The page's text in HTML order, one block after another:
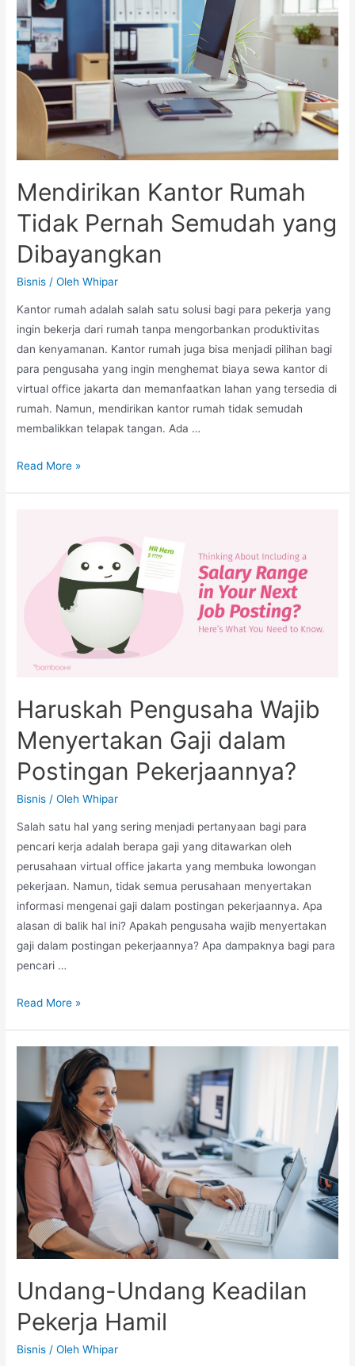
Mendirikan Kantor Rumah
Tidak Pernah Semudah yang
Dibayangkan
Bisnis / OlehWhipar
Kantor rumah adalah salah satu solusi bagi para pekerja yang
ingin bekerja dari rumah tanpa mengorbankan produktivitas
dan kenyamanan. Kantor rumah juga bisa menjadi pilihan bagi
para pengusaha yang ingin menghemat biaya sewa kantor di
virtual office jakarta dan memanfaatkan lahan yang tersedia di
rumah. Namun, mendirikan kantor rumah tidak semudah
membalikkan telapak tangan. Ada …
Mendirikan
yang
Dibayangkan
Read More »
Haruskah Pengusaha Wajib
Menyertakan Gaji dalam
Postingan Pekerjaannya?
Bisnis / OlehWhipar
Salah satu hal yang sering menjadi pertanyaan bagi para
pencari kerja adalah berapa gaji yang ditawarkan oleh
perusahaan virtual office jakarta yang membuka lowongan
pekerjaan. Namun, tidak semua perusahaan menyertakan
informasi mengenai gaji dalam postingan pekerjaannya. Apa
alasan di balik hal ini? Apakah pengusaha wajib menyertakan
gaji dalam postingan pekerjaannya? Apa dampaknya bagi para
pencari …
Haruskah
Menyertakan
dalam
Postingan
Pekerjaannya?
Read More »
Undang-Undang Keadilan
Pekerja Hamil
Bisnis / OlehWhipar